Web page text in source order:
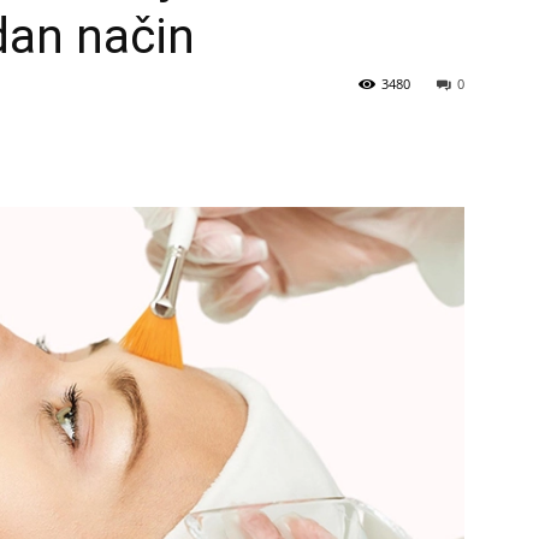
način
0
3480